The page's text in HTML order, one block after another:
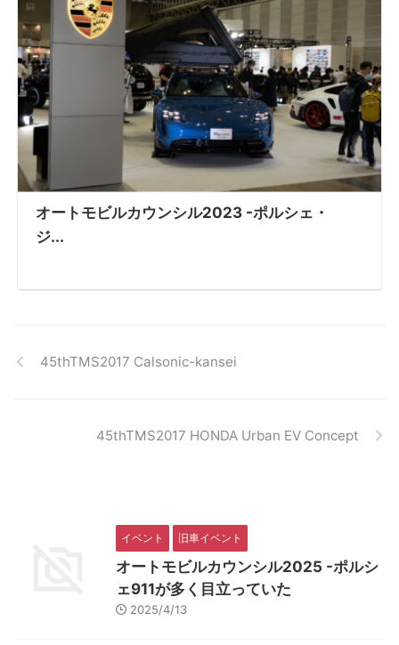
オートモビルカウンシル2023 -ポルシェ・
ジ...
45thTMS2017 Calsonic-kansei
45thTMS2017 HONDA Urban EV Concept
イベント 旧車イベント
オートモビルカウンシル2025 -ポルシ
ェ911が多く目立っていた
2025/4/13